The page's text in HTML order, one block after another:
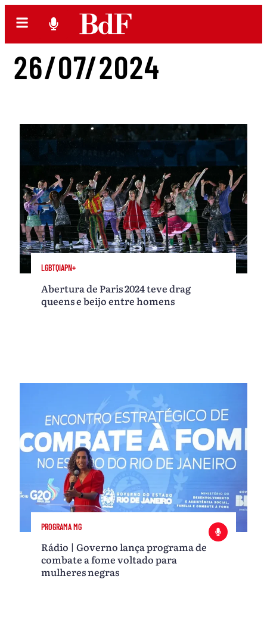
26/07/2024
LGBTQIAPN+
Abertura de Paris 2024 teve drag
queens e beijo entre homens
PROGRAMA MG
Rádio | Governo lança programa de
combate a fome voltado para
mulheres negras